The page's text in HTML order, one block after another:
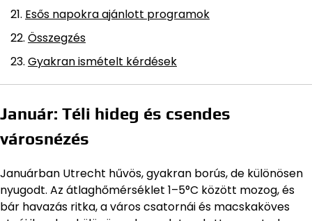
Esős napokra ajánlott programok
Összegzés
Gyakran ismételt kérdések
Január: Téli hideg és csendes
városnézés
Januárban Utrecht hűvös, gyakran borús, de különösen
nyugodt. Az átlaghőmérséklet 1–5°C között mozog, és
bár havazás ritka, a város csatornái és macskaköves